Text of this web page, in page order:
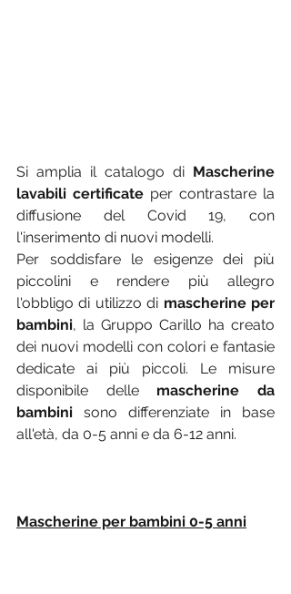
Si amplia il catalogo di Mascherine
lavabili certificate per contrastare la
diffusione del Covid 19, con
l'inserimento di nuovi modelli.
Per soddisfare le esigenze dei più
piccolini e rendere più allegro
l'obbligo di utilizzo di mascherine per
bambini, la Gruppo Carillo ha creato
dei nuovi modelli con colori e fantasie
dedicate ai più piccoli. Le misure
disponibile delle mascherine da
bambini sono differenziate in base
all'età, da 0-5 anni e da 6-12 anni.
Mascherine per bambini 0-5 anni